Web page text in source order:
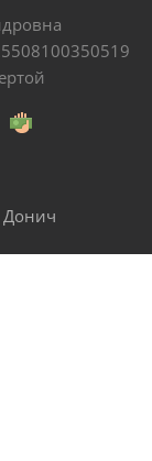
Донич